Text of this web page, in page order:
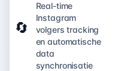
🔄
Real-time
Instagram
volgers tracking
en automatische
data
synchronisatie